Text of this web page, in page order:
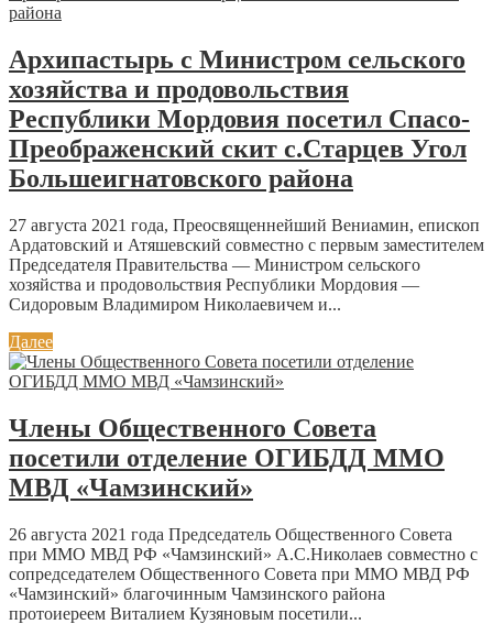
Архипастырь с Министром сельского
хозяйства и продовольствия
Республики Мордовия посетил Спасо-
Преображенский скит с.Старцев Угол
Большеигнатовского района
27 августа 2021 года, Преосвященнейший Вениамин, епископ
Ардатовский и Атяшевский совместно с первым заместителем
Председателя Правительства — Министром сельского
хозяйства и продовольствия Республики Мордовия —
Сидоровым Владимиром Николаевичем и...
Далее
Члены Общественного Совета
посетили отделение ОГИБДД ММО
МВД «Чамзинский»
26 августа 2021 года Председатель Общественного Совета
при ММО МВД РФ «Чамзинский» А.С.Николаев совместно с
сопредседателем Общественного Совета при ММО МВД РФ
«Чамзинский» благочинным Чамзинского района
протоиереем Виталием Кузяновым посетили...